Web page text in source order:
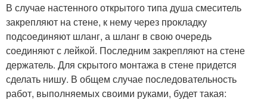
В случае настенного открытого типа душа смеситель
закрепляют на стене, к нему через прокладку
подсоединяют шланг, а шланг в свою очередь
соединяют с лейкой. Последним закрепляют на стене
держатель. Для скрытого монтажа в стене придется
сделать нишу. В общем случае последовательность
работ, выполняемых своими руками, будет такая: